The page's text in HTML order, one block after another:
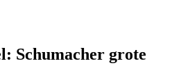
Schumacher grote